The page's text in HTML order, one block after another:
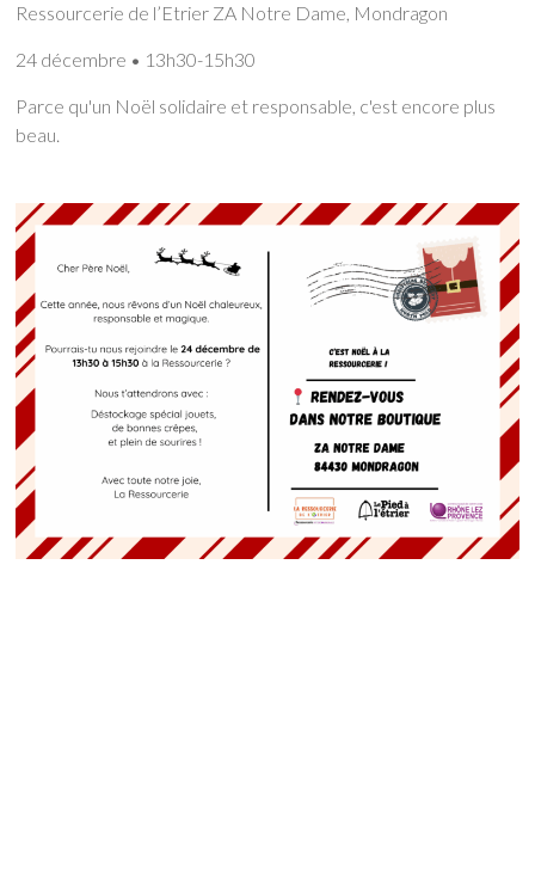
Ressourcerie de l’Etrier ZA Notre Dame, Mondragon
24 décembre • 13h30-15h30
Parce qu'un Noël solidaire et responsable, c'est encore plus
beau.